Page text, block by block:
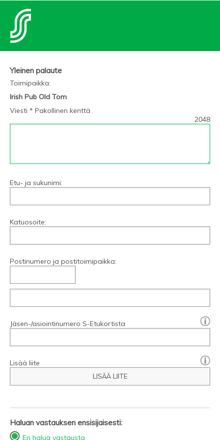
Yleinen palaute
Toimipaikka:
Irish Pub Old Tom
Viesti * Pakollinen kenttä
2048
Etu- ja sukunimi:
Katuosoite:
Postinumero ja postitoimipaikka:
Jäsen-/asiointinumero S-Etukortista
Lisää liite
LISÄÄ LIITE
Haluan vastauksen ensisijaisesti:
En halua vastausta